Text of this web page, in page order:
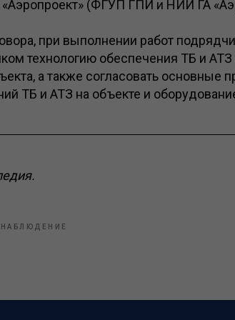
(ФГУП ГПИ и НИИ ГА
при выполнении работ
технологию обеспечения ТБ и АТЗ
а также согласовать основные
ТБ и АТЗ на объекте и